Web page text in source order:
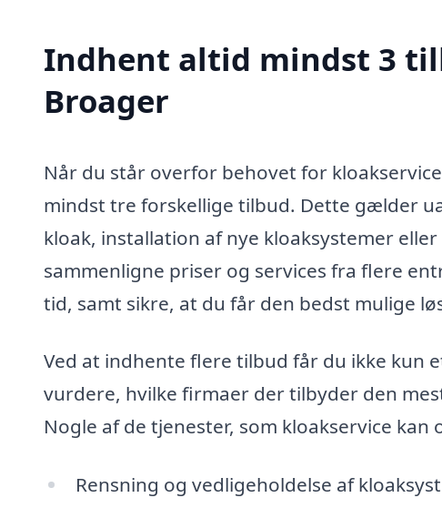
Indhent altid mindst 3
Broager
Når du står overfor behovet for
mindst tre forskellige tilbud. Dette gælder
kloak, installation af nye kloaksystemer
sammenligne priser og services fra flere
tid, samt sikre, at du får den bedst mulige
Ved at indhente flere tilbud får du ikke kun
vurdere, hvilke firmaer der tilbyder den
Nogle af de tjenester, som kloakservice
Rensning og vedligeholdelse af